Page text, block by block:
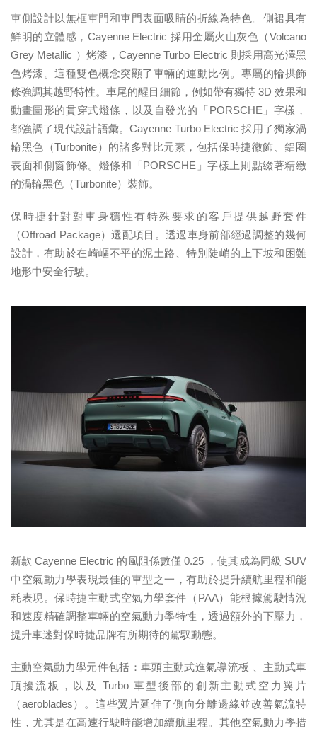
車側設計以無框車門和車門表面吸睛的折線為特色。側裙具有
鮮明的立體感，Cayenne Electric 採用金屬火山灰色（Volcano
Grey Metallic ）烤漆，Cayenne Turbo Electric 則採用高光澤黑
色烤漆。這種雙色概念突顯了車輛的運動比例。專屬的輪拱飾
條強調其越野特性。車尾的醒目細節，例如帶有獨特 3D 效果和
動畫圖形的貫穿式燈條，以及自發光的「PORSCHE」字樣，
都強調了現代設計語彙。Cayenne Turbo Electric 採用了獨家渦
輪黑色（Turbonite）的諸多對比元素，包括保時捷徽飾、鋁圈
表面和側窗飾條。燈條和「PORSCHE」字樣上則點綴著精緻
的渦輪黑色（Turbonite）裝飾。
保時捷針對對車身穩性有特殊要求的客戶提供越野套件
（Offroad Package）選配項目。透過車身前部經過調整的幾何
設計，有助於在崎嶇不平的泥土路、特別陡峭的上下坡和困難
地形中安全行駛。
新款 Cayenne Electric 的風阻係數僅 0.25 ，使其成為同級 SUV
中空氣動力學表現最佳的車型之一，有助於提升續航里程和能
耗表現。保時捷主動式空氣力學套件（PAA）能根據駕駛情況
和速度精確調整車輛的空氣動力學特性，透過額外的下壓力，
提升車迷對保時捷品牌有所期待的駕馭動態。
主動空氣動力學元件包括：車頭主動式進氣導流板 、主動式車
頂擾流板，以及 Turbo 車型後部的創新主動式空力翼片
（aeroblades）。這些翼片延伸了側向分離邊緣並改善氣流特
性，尤其是在高速行駛時能增加續航里程。其他空氣動力學措